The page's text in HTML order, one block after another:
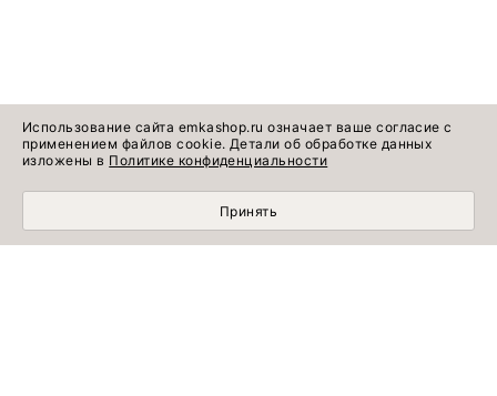
Использование сайта emkashop.ru означает ваше согласие с
применением файлов cookie. Детали об обработке данных
изложены в Политике конфиденциальности
Принять